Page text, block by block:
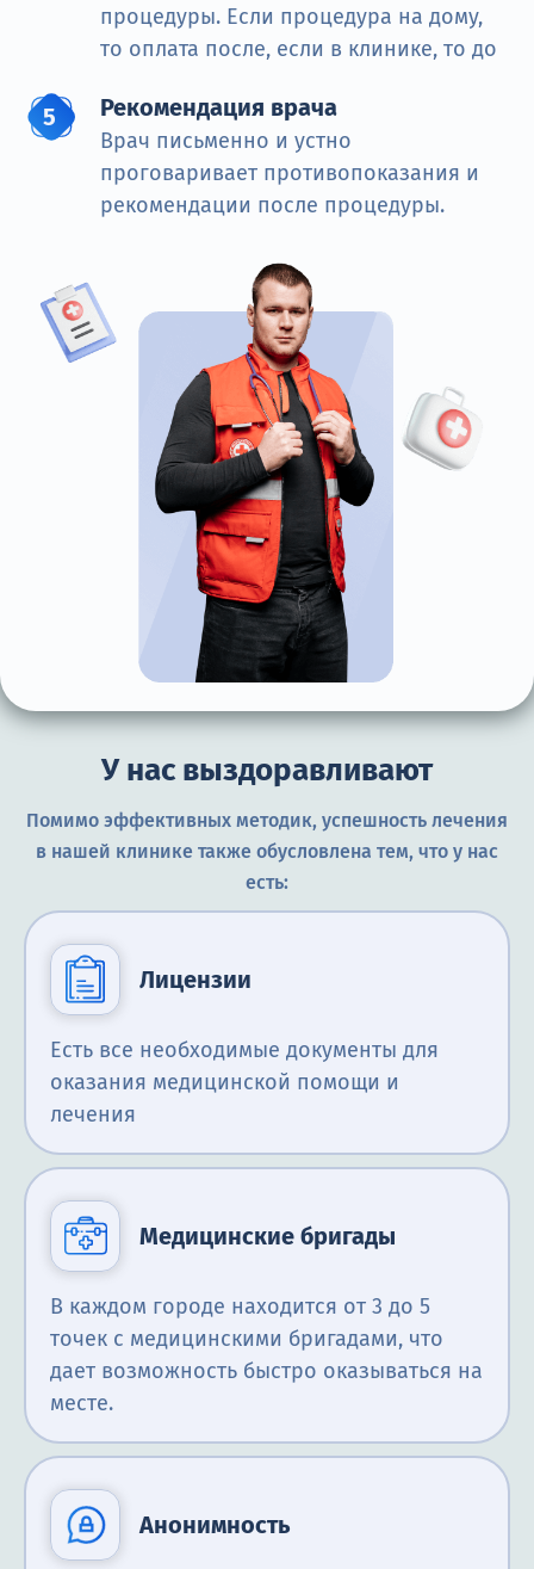
процедуры. Если процедура на дому,
то оплата после, если в клинике, то до
Рекомендация врача
Врач письменно и устно
проговаривает противопоказания и
рекомендации после процедуры.
У нас выздоравливают
Помимо эффективных методик, успешность лечения
в нашей клинике также обусловлена тем, что у нас
есть:
Лицензии
Есть все необходимые документы для
оказания медицинской помощи и
лечения
Медицинские бригады
В каждом городе находится от 3 до 5
точек с медицинскими бригадами, что
дает возможность быстро оказываться на
месте.
Анонимность